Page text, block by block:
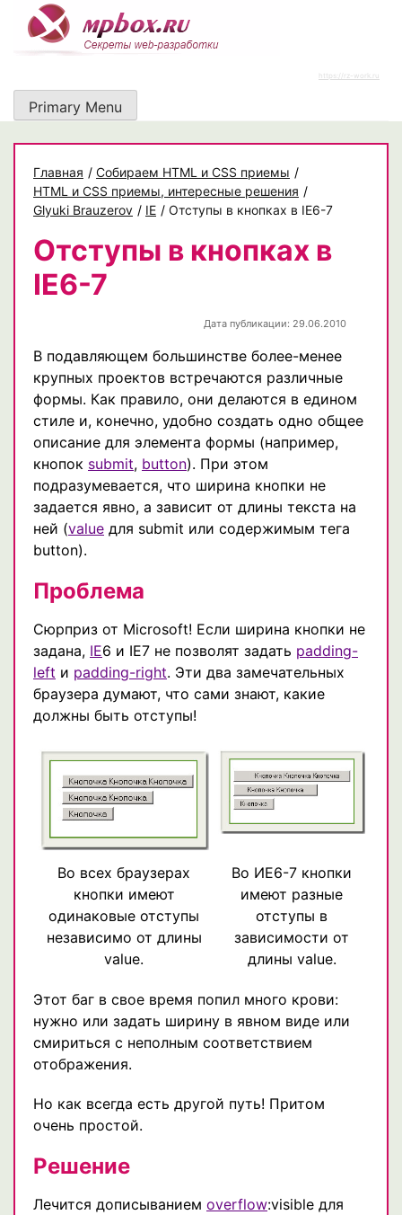
content
https://rz-work.ru
Primary Menu
Главная / Собираем HTML и CSS приемы /
HTML и CSS приемы, интересные решения /
Glyuki Brauzerov / IE / Отступы в кнопках в IE6-7
Отступы в кнопках в
IE6-7
Дата публикации: 29.06.2010
В подавляющем большинстве более-менее
крупных проектов встречаются различные
формы. Как правило, они делаются в едином
стиле и, конечно, удобно создать одно общее
описание для элемента формы (например,
кнопок submit, button). При этом
подразумевается, что ширина кнопки не
задается явно, а зависит от длины текста на
ней (value для submit или содержимым тега
button).
Проблема
Сюрприз от Microsoft! Если ширина кнопки не
задана, IE6 и IE7 не позволят задать padding-
left и padding-right. Эти два замечательных
браузера думают, что сами знают, какие
должны быть отступы!
Во всех браузерах
кнопки имеют
одинаковые отступы
независимо от длины
value.
Во ИЕ6-7 кнопки
имеют разные
отступы в
зависимости от
длины value.
Этот баг в свое время попил много крови:
нужно или задать ширину в явном виде или
смириться с неполным соответствием
отображения.
Но как всегда есть другой путь! Притом
очень простой.
Решение
Лечится дописыванием overflow:visible для